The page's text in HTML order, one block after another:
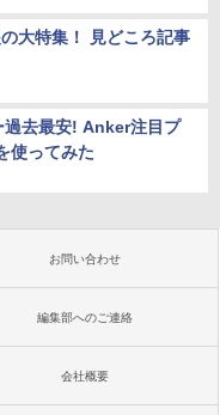
大特集！ 見どころ記事
去最安! Anker注目プ
使ってみた
お問い合わせ
編集部へのご連絡
会社概要